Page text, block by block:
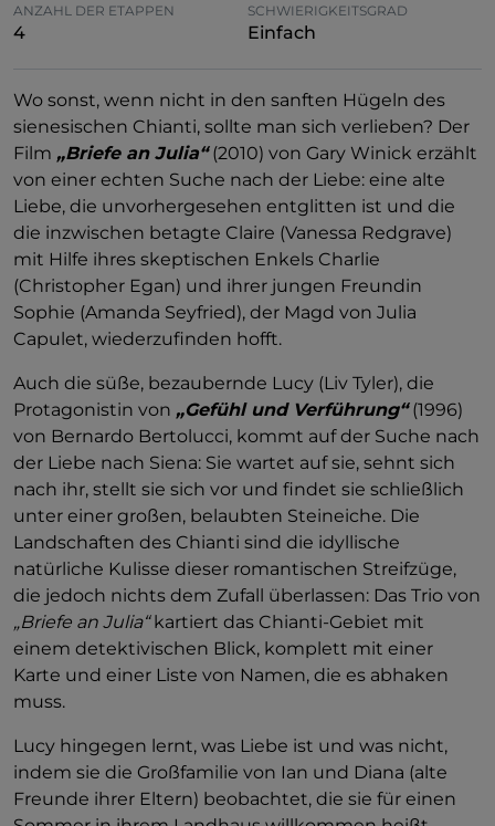
ANZAHL DER ETAPPEN
4
SCHWIERIGKEITSGRAD
Einfach
Wo sonst, wenn nicht in den sanften Hügeln des
sienesischen Chianti, sollte man sich verlieben? Der
Film „Briefe an Julia“(2010) von Gary Winick erzählt
von einer echten Suche nach der Liebe: eine alte
Liebe, die unvorhergesehen entglitten ist und die
die inzwischen betagte Claire (Vanessa Redgrave)
mit Hilfe ihres skeptischen Enkels Charlie
(Christopher Egan) und ihrer jungen Freundin
Sophie (Amanda Seyfried), der Magd von Julia
Capulet, wiederzufinden hofft.
Auch die süße, bezaubernde Lucy (Liv Tyler), die
Protagonistin von „Gefühl und Verführung“ (1996)
von Bernardo Bertolucci, kommt auf der Suche nach
der Liebe nach Siena: Sie wartet auf sie, sehnt sich
nach ihr, stellt sie sich vor und findet sie schließlich
unter einer großen, belaubten Steineiche. Die
Landschaften des Chianti sind die idyllische
natürliche Kulisse dieser romantischen Streifzüge,
die jedoch nichts dem Zufall überlassen: Das Trio von
„Briefe an Julia“kartiert das Chianti-Gebiet mit
einem detektivischen Blick, komplett mit einer
Karte und einer Liste von Namen, die es abhaken
muss.
Lucy hingegen lernt, was Liebe ist und was nicht,
indem sie die Großfamilie von Ian und Diana (alte
Freunde ihrer Eltern) beobachtet, die sie für einen